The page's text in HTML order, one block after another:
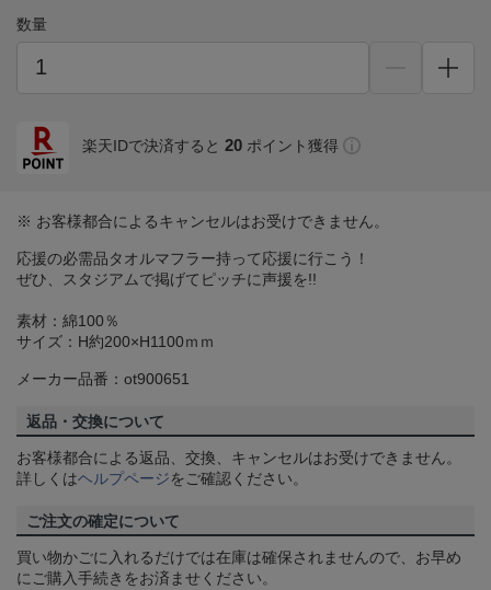
数量
楽天IDで決済すると 20 ポイント獲得
※ お客様都合によるキャンセルはお受けできません。
応援の必需品タオルマフラー持って応援に行こう！
ぜひ、スタジアムで掲げてピッチに声援を!!
素材：綿100％
サイズ：H約200×H1100ｍｍ
メーカー品番：ot900651
返品・交換について
お客様都合による返品、交換、キャンセルはお受けできません。
詳しくはヘルプページをご確認ください。
ご注文の確定について
買い物かごに入れるだけでは在庫は確保されませんので、お早め
にご購入手続きをお済ませください。